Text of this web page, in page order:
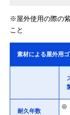
※屋外使用の際の
こと
素材による屋外用
耐久年数
◎